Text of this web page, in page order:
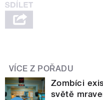
VÍCE Z POŘADU
Zombíci
světě